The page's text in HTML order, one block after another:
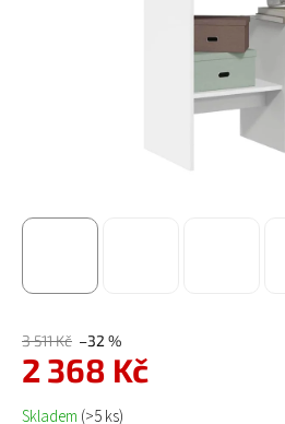
3 511 Kč –32 %
2 368 Kč
Měrná cena:
Skladem (>5 ks)